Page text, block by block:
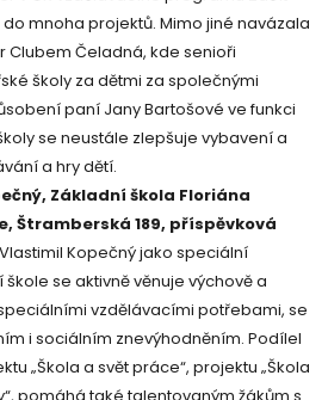
mnoha projektů. Mimo jiné navázala
Clubem Čeladná, kde senioři
školy za dětmi za společnými
paní Jany Bartošové ve funkci
se neustále zlepšuje vybavení a
a hry dětí.
Základní škola Floriána
Štramberská 189, příspěvková
Kopečný jako speciální
se aktivně věnuje výchově a
vzdělávacími potřebami, se
i sociálním znevýhodněním. Podílel
„Škola a svět práce“, projektu „Škola
pomáhá také talentovaným žákům s